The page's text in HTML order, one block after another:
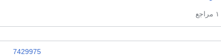
١ مراجع
7429975